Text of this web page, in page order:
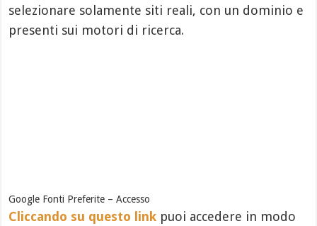
selezionare solamente siti reali, con un dominio e
presenti sui motori di ricerca.
Google Fonti Preferite – Accesso
Cliccando su questo link puoi accedere in modo